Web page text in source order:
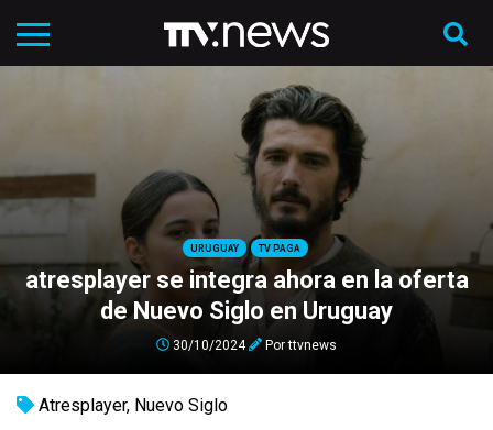
URUGUAY TV PAGA
atresplayer se integra ahora en la oferta
de Nuevo Siglo en Uruguay
30/10/2024 Porttvnews
Atresplayer, Nuevo Siglo